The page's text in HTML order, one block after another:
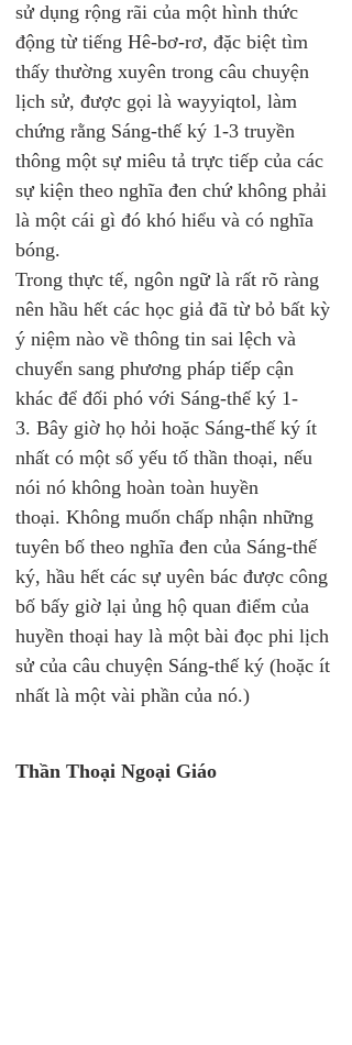
sử dụng rộng rãi của một hình thức
động từ tiếng Hê-bơ-rơ, đặc biệt tìm
thấy thường xuyên trong câu chuyện
lịch sử, được gọi là wayyiqtol, làm
chứng rằng Sáng-thế ký 1-3 truyền
thông một sự miêu tả trực tiếp của các
sự kiện theo nghĩa đen chứ không phải
là một cái gì đó khó hiểu và có nghĩa
bóng.
Trong thực tế, ngôn ngữ là rất rõ ràng
nên hầu hết các học giả đã từ bỏ bất kỳ
ý niệm nào về thông tin sai lệch và
chuyển sang phương pháp tiếp cận
khác để đối phó với Sáng-thế ký 1-
3. Bây giờ họ hỏi hoặc Sáng-thế ký ít
nhất có một số yếu tố thần thoại, nếu
nói nó không hoàn toàn huyền
thoại. Không muốn chấp nhận những
tuyên bố theo nghĩa đen của Sáng-thế
ký, hầu hết các sự uyên bác được công
bố bấy giờ lại ủng hộ quan điểm của
huyền thoại hay là một bài đọc phi lịch
sử của câu chuyện Sáng-thế ký (hoặc ít
nhất là một vài phần của nó.)
Thần Thoại Ngoại Giáo